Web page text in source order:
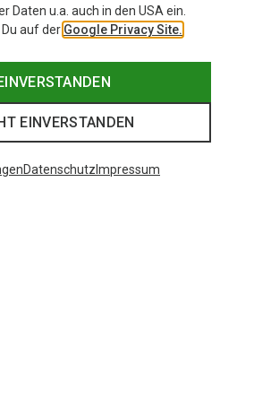
Daten u.a. auch in den USA ein.
auf der Google Privacy Site.
EINVERSTANDEN
Datenschutz Impressum